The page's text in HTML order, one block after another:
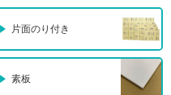
片面のり付き
素板